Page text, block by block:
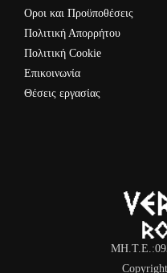
Οροι και Προϋποθέσεις
Πολιτική Απορρήτου
Πολιτική Cookie
Επικοινωνία
Θέσεις εργασίας